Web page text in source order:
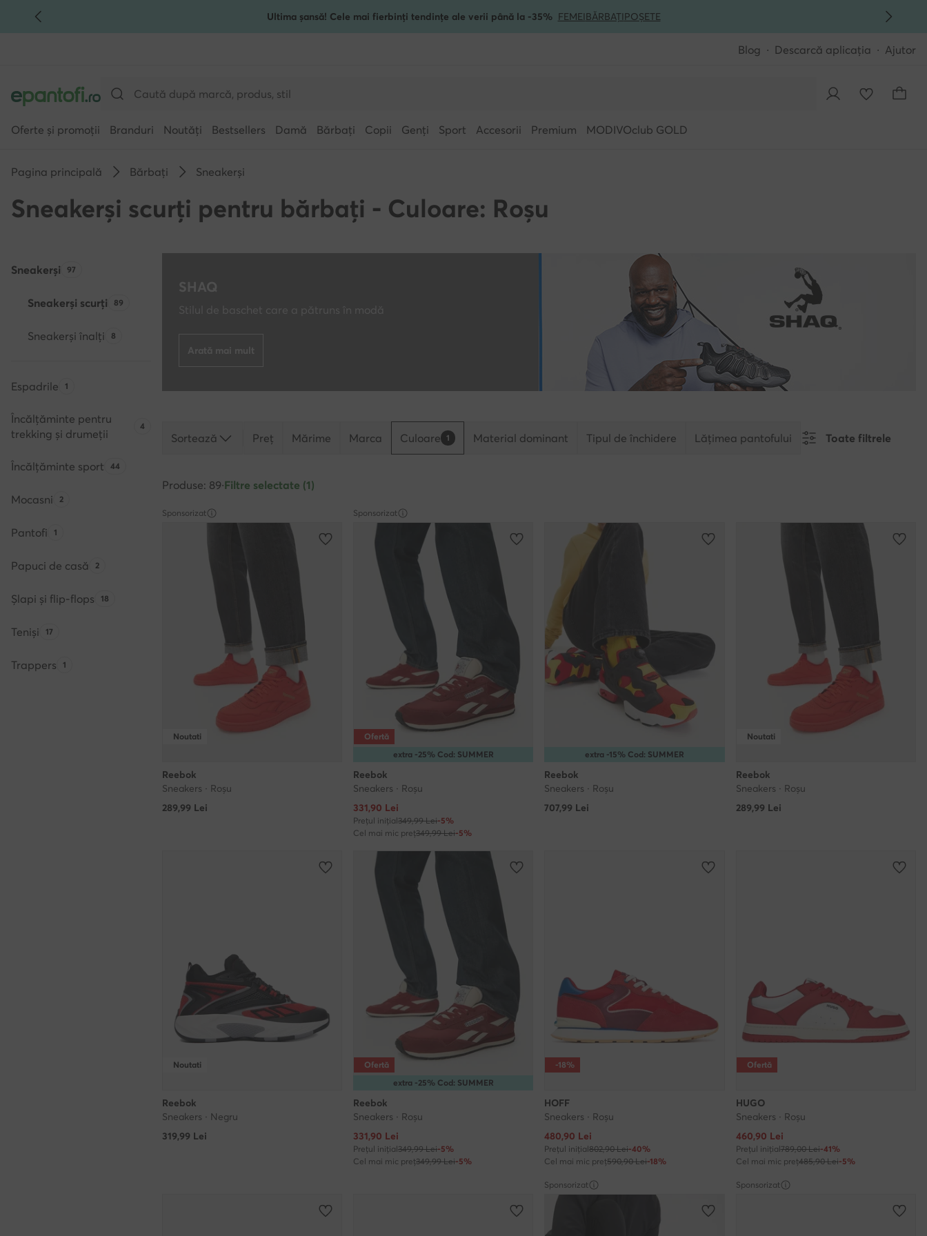
TRECI LA CONȚINUTUL PRINCIPAL Ultima șansă! Cele mai fierbinți tendințe ale verii până la -35% FEMEIBĂRBAȚIPOȘETE
Blog Descarcă aplicația Ajutor
Oferte și promoții Branduri Noutăți Bestsellers Damă Bărbați Copii Genți Sport Accesorii Premium MODIVOclub GOLD
Pagina principală Bărbați Sneakerși
Sneakerși scurți pentru bărbați - Culoare: Roșu
Sneakerși Numărul de produse:
97
Sneakerși scurți Numărul de produse:
89
Sneakerși înalți Numărul de produse:
8
Espadrile Numărul de produse:
1
Încălțăminte pentru
trekking și drumeții
Numărul de produse:
4
Încălțăminte sport Numărul de produse:
44
Mocasni Numărul de produse:
2
Pantofi Numărul de produse:
1
Papuci de casă Numărul de produse:
2
Șlapi și flip-flops Numărul de produse:
18
Teniși Numărul de produse:
17
Trappers Numărul de produse:
1
SHAQ
Stilul de baschet care a pătruns în modă
Arată mai mult
Sortează Preț Mărime Marca Culoare 1 Material dominant Tipul de închidere Lățimea pantofului Toate filtrele
Produse: 89·Filtre selectate (1)
Sponsorizat
Noutati
Reebok
Sneakers · Roșu
289,99 Lei
Sponsorizat
extra -25% Cod: SUMMER
Ofertă
Reebok
Sneakers · Roșu
Prețul actual
331,90 Lei
Prețul inițial349,99 Lei-5%
Cel mai mic preț349,99 Lei-5%
extra -15% Cod: SUMMER
Reebok
Sneakers · Roșu
707,99 Lei
Noutati
Reebok
Sneakers · Roșu
289,99 Lei
Noutati
Reebok
Sneakers · Negru
319,99 Lei
extra -25% Cod: SUMMER
Ofertă
Reebok
Sneakers · Roșu
Prețul actual
331,90 Lei
Prețul inițial349,99 Lei-5%
Cel mai mic preț349,99 Lei-5%
-18%
HOFF
Sneakers · Roșu
Prețul actual
480,90 Lei
Prețul inițial802,90 Lei-40%
Cel mai mic preț590,90 Lei-18%
Ofertă
HUGO
Sneakers · Roșu
Prețul actual
460,90 Lei
Prețul inițial789,00 Lei-41%
Cel mai mic preț485,90 Lei-5%
Sponsorizat Sponsorizat